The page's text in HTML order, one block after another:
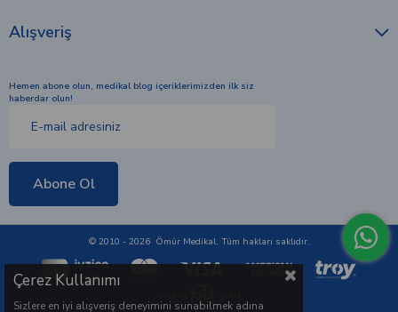
Çerez Kullanımı
Sizlere en iyi alışveriş deneyimini sunabilmek adına